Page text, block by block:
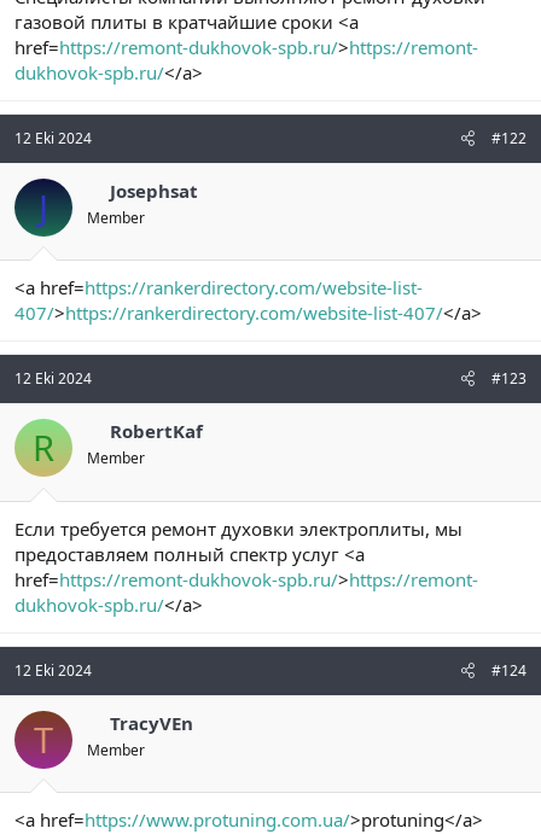
t
a
n
i
h
i
газовой плиты в кратчайшие сроки <a
href=https://remont-dukhovok-spb.ru/>https://remont-
dukhovok-spb.ru/</a>
12 Eki 2024 #122
J Josephsat
Member
<a href=https://rankerdirectory.com/website-list-
407/>https://rankerdirectory.com/website-list-407/</a>
12 Eki 2024 #123
R RobertKaf
Member
Если требуется ремонт духовки электроплиты, мы
предоставляем полный спектр услуг <a
href=https://remont-dukhovok-spb.ru/>https://remont-
dukhovok-spb.ru/</a>
12 Eki 2024 #124
T TracyVEn
Member
<a href=https://www.protuning.com.ua/>protuning</a>